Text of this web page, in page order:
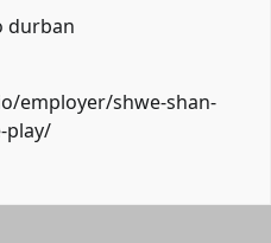
durban
employer/shwe-shan-
play/